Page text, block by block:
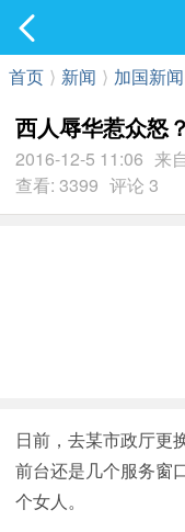
首页 ⟩ 新闻 ⟩ 加国新闻
西人辱华惹众怒
2016-12-5 11:06 来
查看: 3399 评论 3
日前，去某市政厅更
前台还是几个服务窗
个女人。